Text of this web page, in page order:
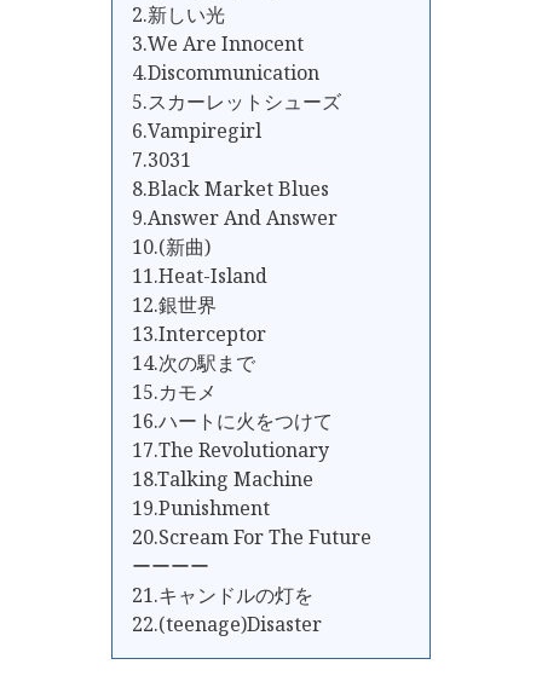
2.新しい光
3.We Are Innocent
4.Discommunication
5.スカーレットシューズ
6.Vampiregirl
7.3031
8.Black Market Blues
9.Answer And Answer
10.(新曲)
11.Heat-Island
12.銀世界
13.Interceptor
14.次の駅まで
15.カモメ
16.ハートに火をつけて
17.The Revolutionary
18.Talking Machine
19.Punishment
20.Scream For The Future
ーーーー
21.キャンドルの灯を
22.(teenage)Disaster